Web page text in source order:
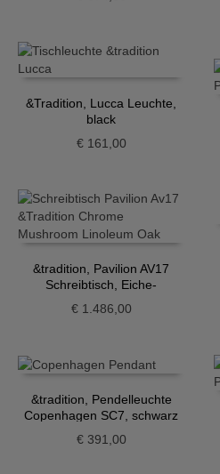
&Tradition, Lucca Leuchte,
black
€161,00
&tradition, Pavilion AV17
Schreibtisch, Eiche-
Mushroom, Chrom
€1.486,00
&tradition, Pendelleuchte
Copenhagen SC7, schwarz
€391,00